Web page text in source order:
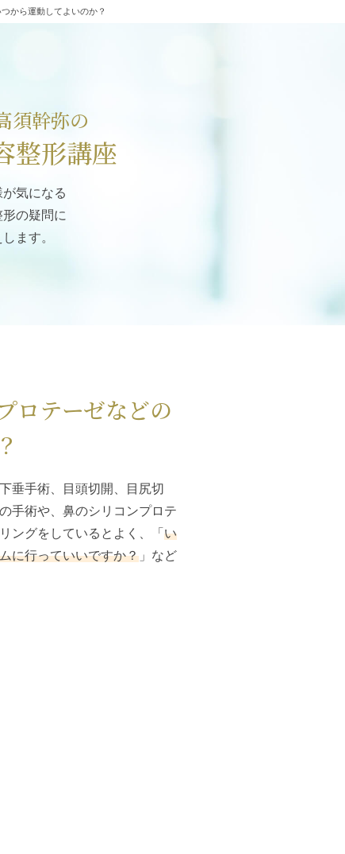
から運動してよいのか？
須幹弥の
整形講座
が気になる
形の疑問に
ます。
ロテーゼなどの
垂手術、目頭切開、目尻切
手術や、鼻のシリコンプロテ
ングをしているとよく、「 い
に行っていいですか？ 」など